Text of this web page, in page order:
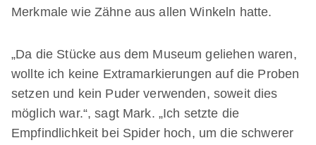
Merkmale wie Zähne aus allen Winkeln hatte.
„Da die Stücke aus dem Museum geliehen waren,
wollte ich keine Extramarkierungen auf die Proben
setzen und kein Puder verwenden, soweit dies
möglich war.“, sagt Mark. „Ich setzte die
Empfindlichkeit bei Spider hoch, um die schwerer